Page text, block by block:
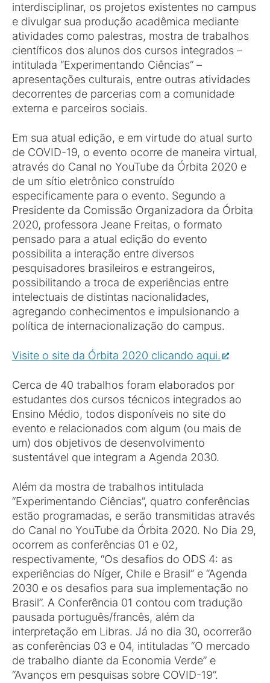
interdisciplinar, os projetos existentes no campus
e divulgar sua produção acadêmica mediante
atividades como palestras, mostra de trabalhos
científicos dos alunos dos cursos integrados –
intitulada “Experimentando Ciências” –
apresentações culturais, entre outras atividades
decorrentes de parcerias com a comunidade
externa e parceiros sociais.
Em sua atual edição, e em virtude do atual surto
de COVID-19, o evento ocorre de maneira virtual,
através do Canal no YouTube da Órbita 2020 e
de um sítio eletrônico construído
especificamente para o evento. Segundo a
Presidente da Comissão Organizadora da Órbita
2020, professora Jeane Freitas, o formato
pensado para a atual edição do evento
possibilita a interação entre diversos
pesquisadores brasileiros e estrangeiros,
possibilitando a troca de experiências entre
intelectuais de distintas nacionalidades,
agregando conhecimentos e impulsionando a
política de internacionalização do campus.
Visite o site da Órbita 2020 clicando aqui.
Cerca de 40 trabalhos foram elaborados por
estudantes dos cursos técnicos integrados ao
Ensino Médio, todos disponíveis no site do
evento e relacionados com algum (ou mais de
um) dos objetivos de desenvolvimento
sustentável que integram a Agenda 2030.
Além da mostra de trabalhos intitulada
“Experimentando Ciências”, quatro conferências
estão programadas, e serão transmitidas através
do Canal no YouTube da Órbita 2020. No Dia 29,
ocorrem as conferências 01 e 02,
respectivamente, “Os desafios do ODS 4: as
experiências do Níger, Chile e Brasil” e “Agenda
2030 e os desafios para sua implementação no
Brasil”. A Conferência 01 contou com tradução
pausada português/francês, além da
interpretação em Libras. Já no dia 30, ocorrerão
as conferências 03 e 04, intituladas “O mercado
de trabalho diante da Economia Verde” e
“Avanços em pesquisas sobre COVID-19”.